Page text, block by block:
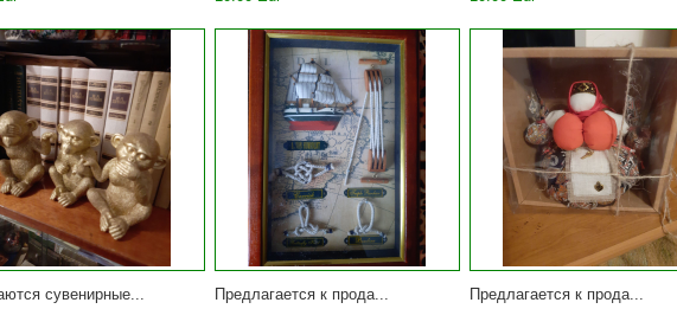
сувенирные...
Предлагается к прода...
Предлагается к прода...